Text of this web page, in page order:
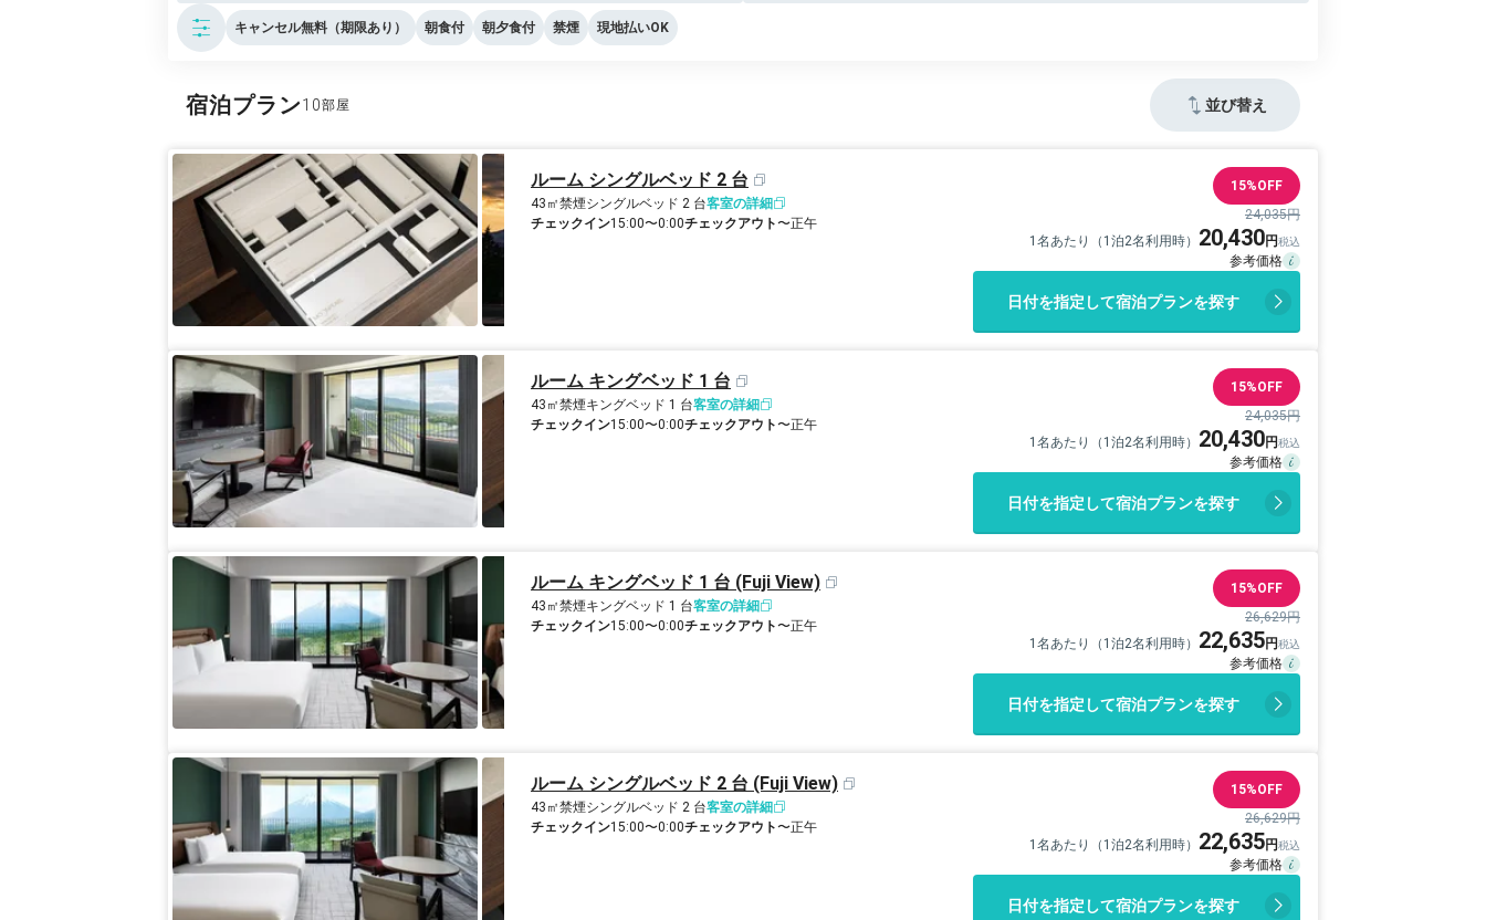
キャンセル無料（期限あり） 朝食付 朝夕食付 禁煙 現地払いOK
宿泊プラン10 並び替え
ルーム シングルベッド 2 台
43㎡禁煙シングルベッド 2 台客室の詳細
チェックイン15:00〜0:00チェックアウト〜正午
15%OFF
24,035円
1名あたり（1泊2名利用時） 20,430
日付を指定して宿泊プランを探す
ルーム キングベッド 1 台
43㎡禁煙キングベッド 1 台客室の詳細
チェックイン15:00〜0:00チェックアウト〜正午
15%OFF
24,035円
1名あたり（1泊2名利用時） 20,430
日付を指定して宿泊プランを探す
ルーム キングベッド 1 台 (Fuji View)
43㎡禁煙キングベッド 1 台客室の詳細
チェックイン15:00〜0:00チェックアウト〜正午
15%OFF
26,629円
1名あたり（1泊2名利用時） 22,635
日付を指定して宿泊プランを探す
ルーム シングルベッド 2 台 (Fuji View)
43㎡禁煙シングルベッド 2 台客室の詳細
チェックイン15:00〜0:00チェックアウト〜正午
15%OFF
26,629円
1名あたり（1泊2名利用時） 22,635
日付を指定して宿泊プランを探す